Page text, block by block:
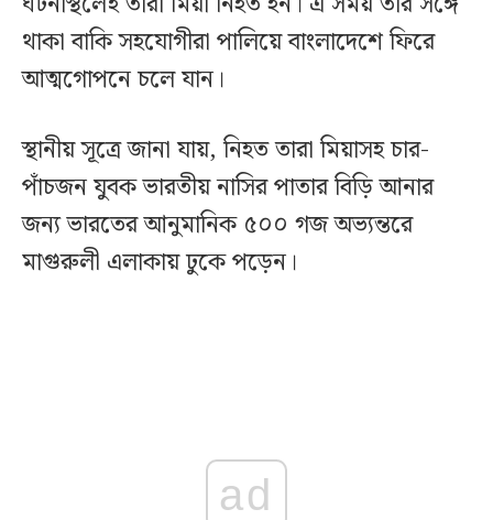
থাকা বাকি সহযোগীরা পালিয়ে বাংলাদেশে ফিরে
আত্মগোপনে চলে যান।
স্থানীয় সূত্রে জানা যায়, নিহত তারা মিয়াসহ চার-
পাঁচজন যুবক ভারতীয় নাসির পাতার বিড়ি আনার
জন্য ভারতের আনুমানিক ৫০০ গজ অভ্যন্তরে
মাগুরুলী এলাকায় ঢুকে পড়েন।
ad